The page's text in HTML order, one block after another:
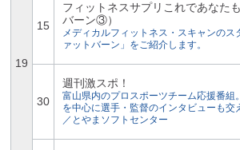
19
15
フィットネスサプリこれであなた
バーン③）
メディカルフィットネス・スキャンのス
ァットバーン」をご紹介します。
30
週刊激スポ！
富山県内のプロスポーツチーム応援番組
を中心に選手・監督のインタビューも交
／とやまソフトセンター